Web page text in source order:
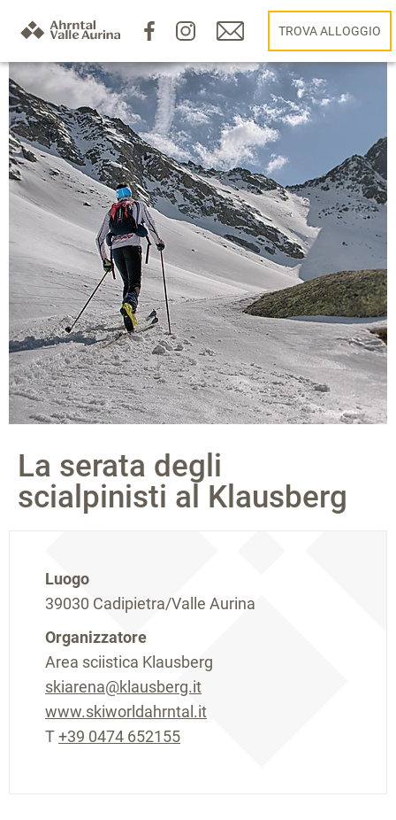
TROVA ALLOGGIO
La serata degli
scialpinisti al Klausberg
Luogo
39030 Cadipietra/Valle Aurina
Organizzatore
Area sciistica Klausberg
skiarena@klausberg.it
www.skiworldahrntal.it
T+39 0474 652155